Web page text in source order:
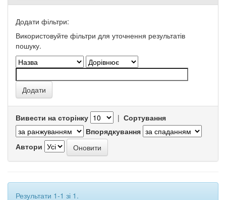
Додати фільтри:
Використовуйте фільтри для уточнення результатів
пошуку.
Вивести на сторінку | Сортування
Впорядкування
Автори
Результати 1-1 зі 1.